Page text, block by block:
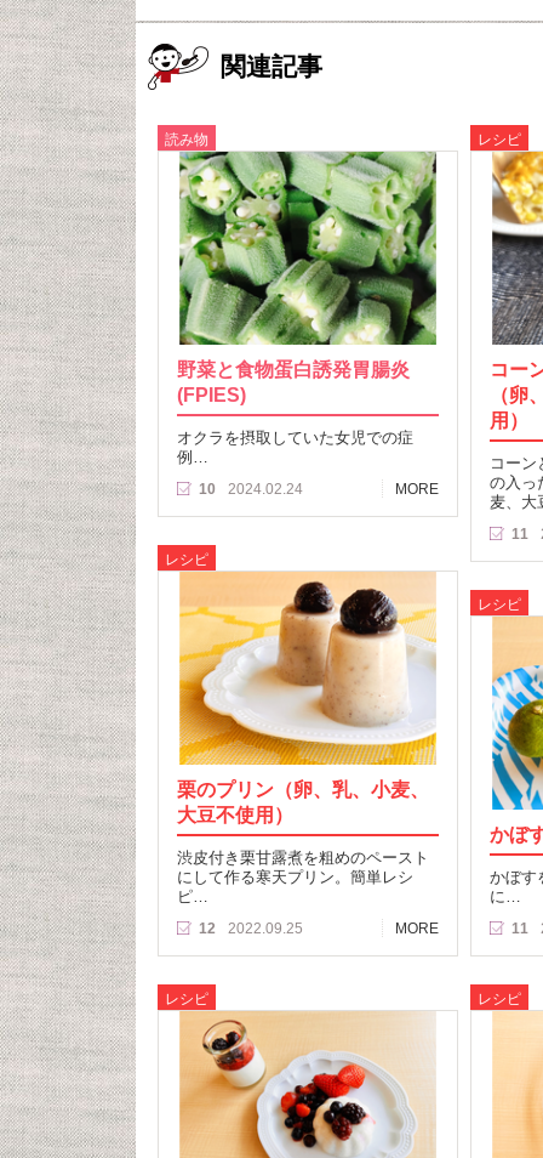
関連記事
読み物
野菜と食物蛋白誘発胃腸炎
(FPIES)
オクラを摂取していた女児での症
例…
10 2024.02.24 MORE
レシピ
コー
（卵
用）
コーン
の入っ
麦、大
11
レシピ
栗のプリン（卵、乳、小麦、
大豆不使用）
渋皮付き栗甘露煮を粗めのペースト
にして作る寒天プリン。簡単レシ
ピ…
12 2022.09.25 MORE
レシピ
かぼ
かぼす
に…
11
レシピ レシピ